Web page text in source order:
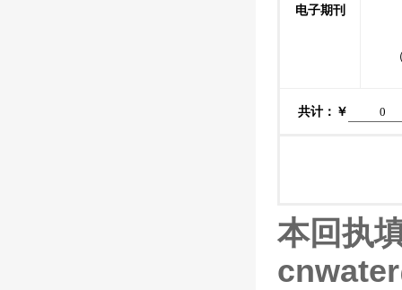
电子期刊
共计：￥
本回执